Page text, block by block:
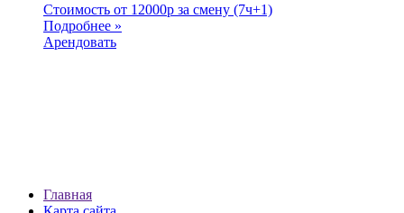
Стоимость от 12000p за смену (7ч+1)
Подробнее »
Арендовать
Главная